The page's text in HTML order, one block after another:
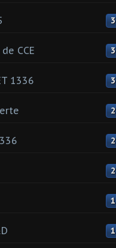
3
CCE 3
1336 3
2
2
2
1
1